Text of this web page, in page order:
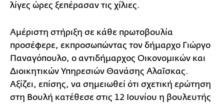
λίγες ώρες ξεπέρασαν τις χίλιες.
Αμέριστη στήριξη σε κάθε πρωτοβουλία
προσέφερε, εκπροσωπώντας τον δήμαρχο Γιώργο
Παναγόπουλο, ο αντιδήμαρχος Οικονομικών και
Διοικητικών Υπηρεσιών Θανάσης Αλαΐσκας.
Αξίζει, επίσης, να σημειωθεί ότι σχετική ερώτηση
στη Βουλή κατέθεσε στις 12 Ιουνίου η βουλευτής